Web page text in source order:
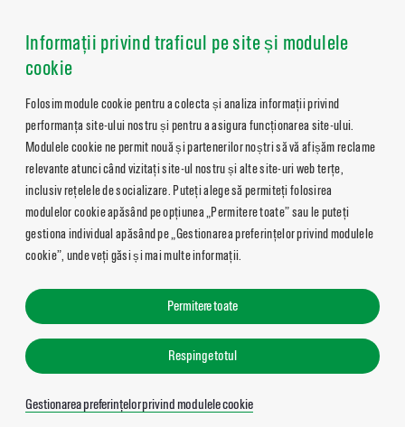
Informații privind traficul pe site și modulele
cookie
Folosim module cookie pentru a colecta și analiza informații privind
performanța site-ului nostru și pentru a asigura funcționarea site-ului.
Modulele cookie ne permit nouă și partenerilor noștri să vă afișăm reclame
relevante atunci când vizitați site-ul nostru și alte site-uri web terțe,
inclusiv rețelele de socializare. Puteți alege să permiteți folosirea
modulelor cookie apăsând pe opțiunea „Permitere toate” sau le puteți
gestiona individual apăsând pe „Gestionarea preferințelor privind modulele
cookie”, unde veți găsi și mai multe informații.
Permitere toate
Respinge totul
Gestionarea preferințelor privind modulele cookie